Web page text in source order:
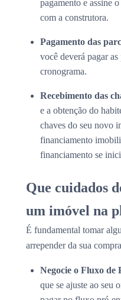
pagamento e assine
com a construtora.
Pagamento das
você deverá pagar
cronograma.
Recebimento das
e a obtenção do
chaves do seu novo
financiamento
financiamento se
Que cuidados
um imóvel na
É fundamental tomar
arrepender da sua
Negocie o Fluxo de
que se ajuste ao seu